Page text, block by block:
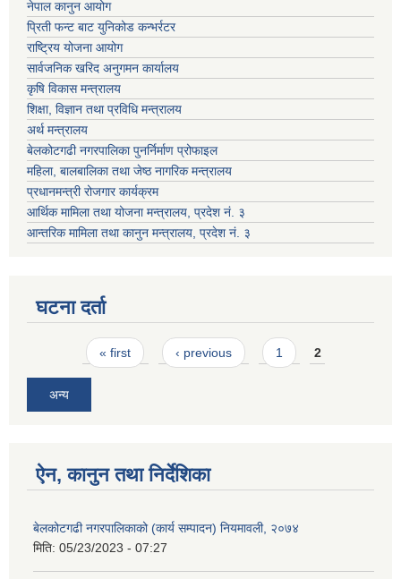
नेपाल कानुन आयोग
प्रिती फन्ट बाट युनिकोड कन्भर्रटर
राष्ट्रिय योजना आयोग
सार्वजनिक खरिद अनुगमन कार्यालय
कृषि विकास मन्त्रालय
शिक्षा, विज्ञान तथा प्रविधि मन्त्रालय
अर्थ मन्त्रालय
बेलकोटगढी नगरपालिका पुनर्निर्माण प्रोफाइल
महिला, बालबालिका तथा जेष्ठ नागरिक मन्त्रालय
प्रधानमन्त्री रोजगार कार्यक्रम
आर्थिक मामिला तथा योजना मन्त्रालय, प्रदेश नं. ३
आन्तरिक मामिला तथा कानुन मन्त्रालय, प्रदेश नं. ३
घटना दर्ता
Pages« first ‹ previous 1 2
अन्य
ऐन, कानुन तथा निर्देशिका
बेलकोटगढी नगरपालिकाको (कार्य सम्पादन) नियमावली, २०७४
मिति: 05/23/2023 - 07:27